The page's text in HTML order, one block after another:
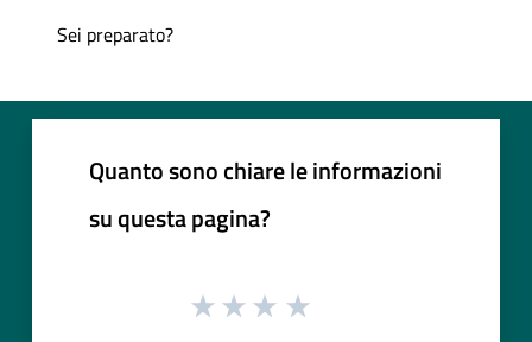
Sei preparato?
Quanto sono chiare le informazioni
su questa pagina?